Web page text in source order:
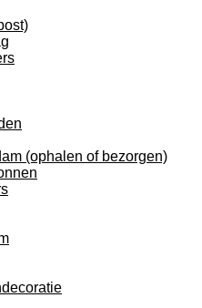
(ophalen of bezorgen)